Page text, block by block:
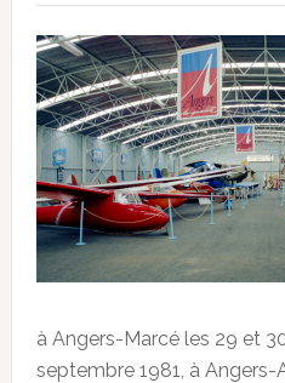
à Angers-Marcé les 29 et
septembre 1981, à Angers-